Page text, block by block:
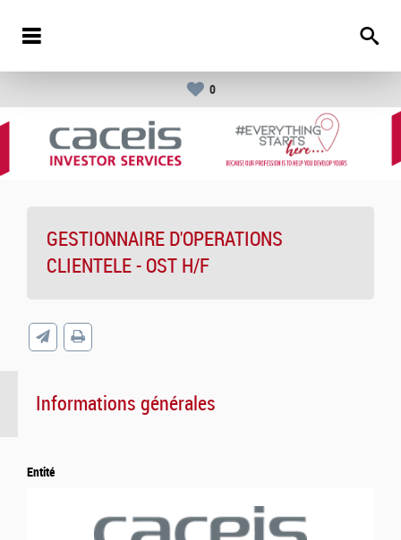
0
GESTIONNAIRE D'OPERATIONS
CLIENTELE - OST H/F
Informations générales
Entité